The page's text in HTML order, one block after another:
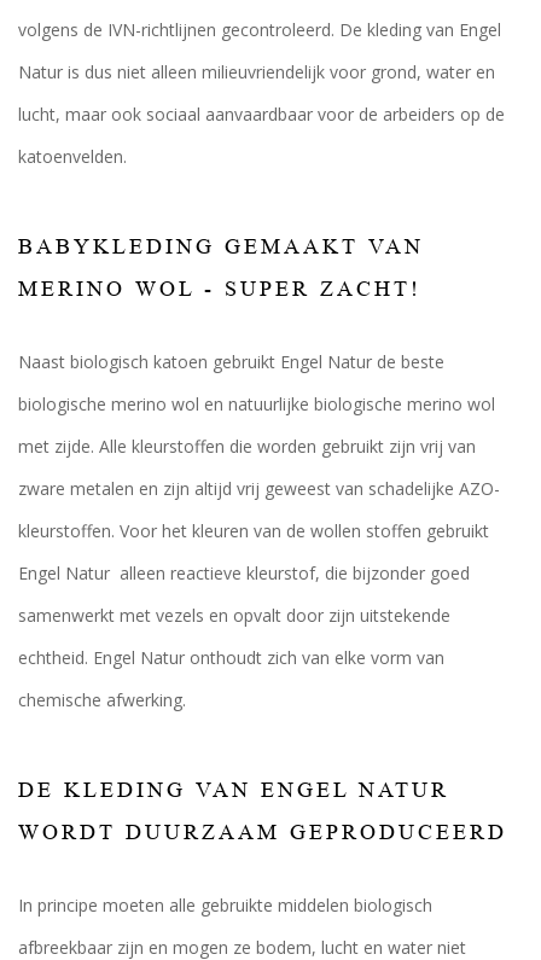
volgens de IVN-richtlijnen gecontroleerd. De kleding van Engel
Natur is dus niet alleen milieuvriendelijk voor grond, water en
lucht, maar ook sociaal aanvaardbaar voor de arbeiders op de
katoenvelden.
BABYKLEDING GEMAAKT VAN
MERINO WOL - SUPER ZACHT!
Naast biologisch katoen gebruikt Engel Natur de beste
biologische merino wol en natuurlijke biologische merino wol
met zijde. Alle kleurstoffen die worden gebruikt zijn vrij van
zware metalen en zijn altijd vrij geweest van schadelijke AZO-
kleurstoffen. Voor het kleuren van de wollen stoffen gebruikt
Engel Natur alleen reactieve kleurstof, die bijzonder goed
samenwerkt met vezels en opvalt door zijn uitstekende
echtheid. Engel Natur onthoudt zich van elke vorm van
chemische afwerking.
DE KLEDING VAN ENGEL NATUR
WORDT DUURZAAM GEPRODUCEERD
In principe moeten alle gebruikte middelen biologisch
afbreekbaar zijn en mogen ze bodem, lucht en water niet